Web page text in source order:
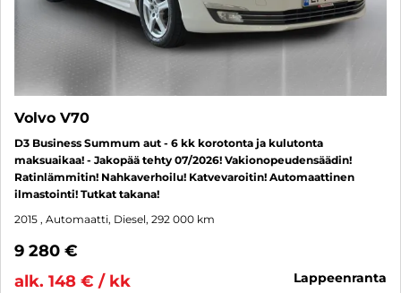
Volvo V70
D3 Business Summum aut - 6 kk korotonta ja kulutonta
maksuaikaa! - Jakopää tehty 07/2026! Vakionopeudensäädin!
Ratinlämmitin! Nahkaverhoilu! Katvevaroitin! Automaattinen
ilmastointi! Tutkat takana!
2015 , Automaatti, Diesel, 292 000 km
9 280 €
alk. 148 € / kk
lappeenranta